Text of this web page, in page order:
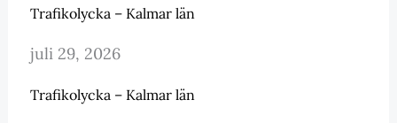
Trafikolycka – Kalmar län
juli 29, 2026
Trafikolycka – Kalmar län